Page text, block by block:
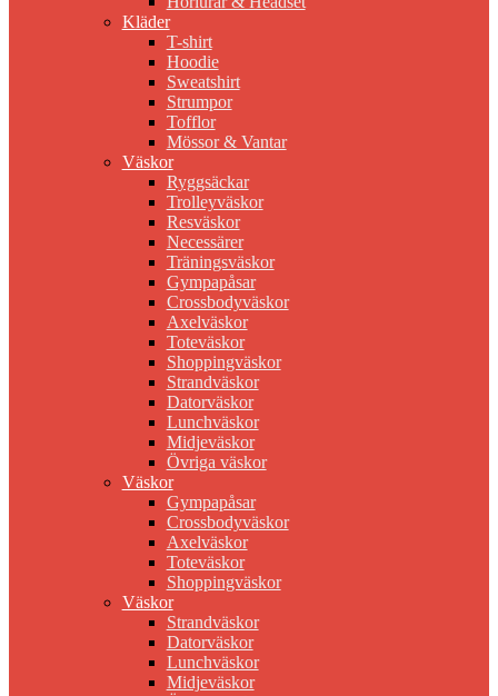
Kläder
T-shirt
Hoodie
Sweatshirt
Strumpor
Tofflor
Mössor & Vantar
Väskor
Ryggsäckar
Trolleyväskor
Resväskor
Necessärer
Träningsväskor
Gympapåsar
Crossbodyväskor
Axelväskor
Toteväskor
Shoppingväskor
Strandväskor
Datorväskor
Lunchväskor
Midjeväskor
Övriga väskor
Väskor
Gympapåsar
Crossbodyväskor
Axelväskor
Toteväskor
Shoppingväskor
Väskor
Strandväskor
Datorväskor
Lunchväskor
Midjeväskor